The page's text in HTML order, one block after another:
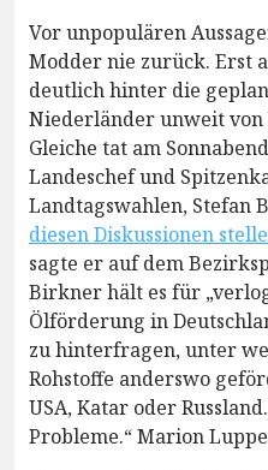
Vor unpopulären
Modder nie zurück. Erst
deutlich hinter die
Niederländer unweit von
Gleiche tat am
Landeschef und
Landtagswahlen, Stefan
diesen Diskussionen
sagte er auf dem
Birkner hält es für
Ölförderung in
zu hinterfragen, unter
Rohstoffe anderswo
USA, Katar oder
Probleme.“ Marion